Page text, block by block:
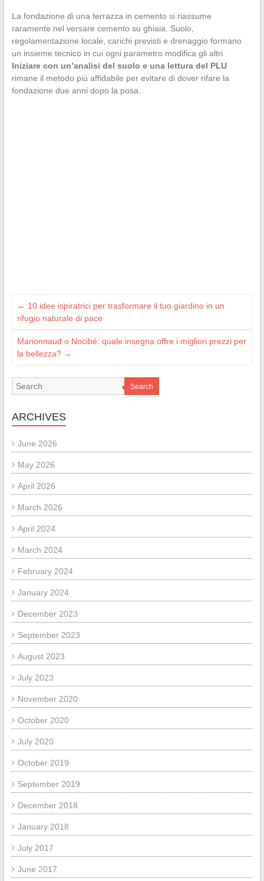
La fondazione di una terrazza in cemento si riassume
raramente nel versare cemento su ghiaia. Suolo,
regolamentazione locale, carichi previsti e drenaggio formano
un insieme tecnico in cui ogni parametro modifica gli altri.
Iniziare con un’analisi del suolo e una lettura del PLU
rimane il metodo più affidabile per evitare di dover rifare la
fondazione due anni dopo la posa.
← 10 idee ispiratrici per trasformare il tuo giardino in un
rifugio naturale di pace
Marionnaud o Nocibé: quale insegna offre i migliori prezzi per
la bellezza? →
Search
ARCHIVES
June 2026
May 2026
April 2026
March 2026
April 2024
March 2024
February 2024
January 2024
December 2023
September 2023
August 2023
July 2023
November 2020
October 2020
July 2020
October 2019
September 2019
December 2018
January 2018
July 2017
June 2017